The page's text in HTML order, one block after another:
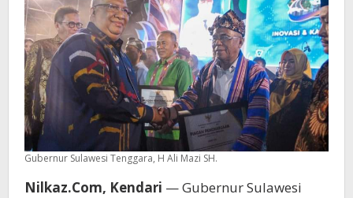
Gubernur Sulawesi Tenggara, H Ali Mazi SH.
Nilkaz.Com, Kendari — Gubernur Sulawesi